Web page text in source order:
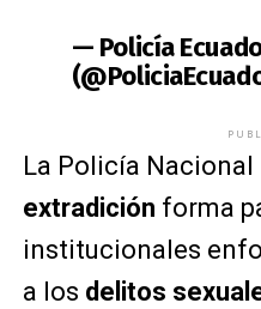
— Policía
La Policía
extradición forma
institucionales
a los delitos